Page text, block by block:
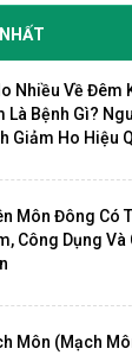
Nhiều Về Đêm
Là Bệnh Gì?
Giảm Ho Hiệu
Môn Đông Có
Công Dụng Và
Môn (Mạch